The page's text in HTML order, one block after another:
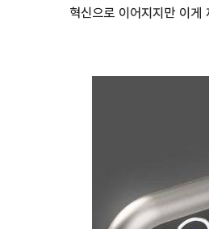
혁신으로 이어지지만 이게